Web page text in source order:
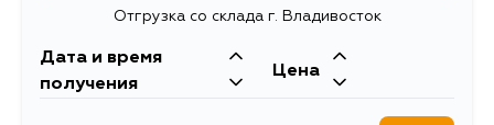
0.21
Объем упаковки, л 1.485
Toyota
Кузов Двигатель
AT191, CT190, CT196, ET196, ST191,
3SFE, 2CT, 2C,
4AFE, 4AGE,
Отгрузка со склада г. Владивосток
Дата и время
получения
Цена